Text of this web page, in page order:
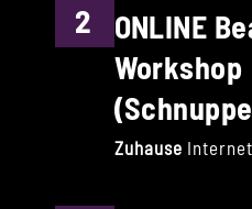
2
ONLINE
Workshop
Zuhause